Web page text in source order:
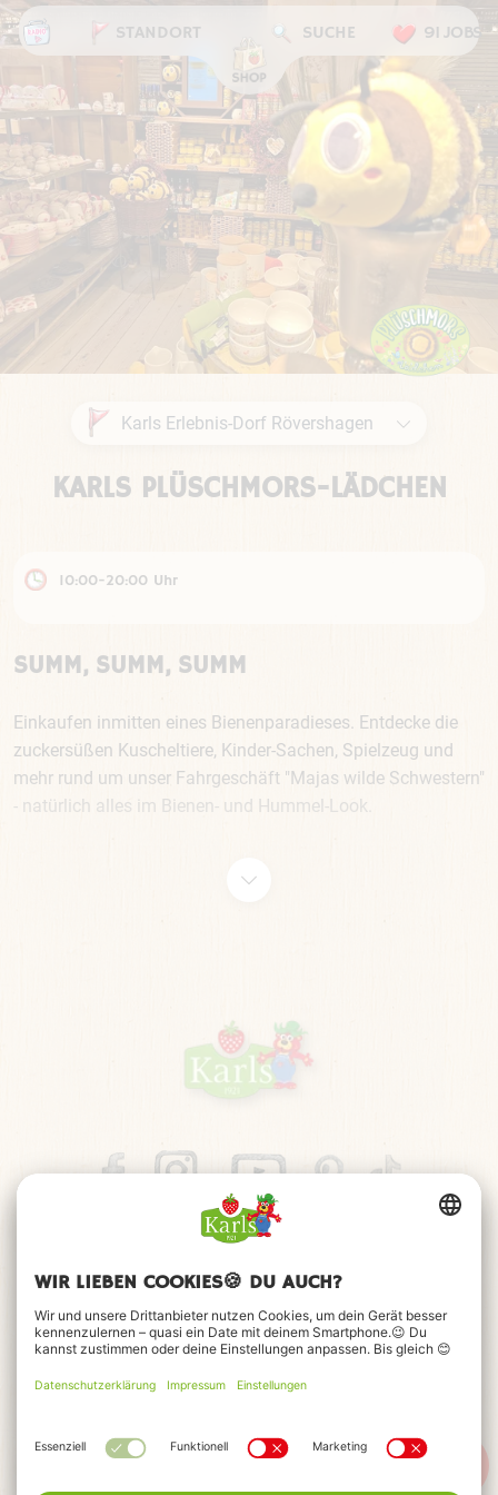
STANDORT SUCHE 91 JOBS
KARLS PLÜSCHMORS-LÄDCHEN
10:00-20:00 Uhr
SUMM, SUMM, SUMM
Einkaufen inmitten eines Bienenparadieses. Entdecke die
zuckersüßen Kuscheltiere, Kinder-Sachen, Spielzeug und
mehr rund um unser Fahrgeschäft "Majas wilde Schwestern"
- natürlich alles im Bienen- und Hummel-Look.
KUSCHELTIER HUMMI
lustigen Attraktion"Majas wilde Schwestern"haben wir ein
Kuscheltier kreiert, das natürlich hier im Plüschmors-
Lädchen sein Zuhause hat.
Kontakt Cookie-Einstellungen
© 2026 Karls Markt OHG